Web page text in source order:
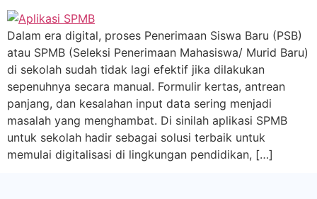
Dalam era digital, proses Penerimaan Siswa Baru (PSB)
atau SPMB (Seleksi Penerimaan Mahasiswa/ Murid Baru)
di sekolah sudah tidak lagi efektif jika dilakukan
sepenuhnya secara manual. Formulir kertas, antrean
panjang, dan kesalahan input data sering menjadi
masalah yang menghambat. Di sinilah aplikasi SPMB
untuk sekolah hadir sebagai solusi terbaik untuk
memulai digitalisasi di lingkungan pendidikan, […]